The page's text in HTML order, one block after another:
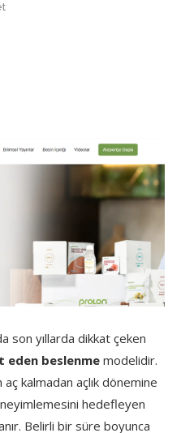
son yıllarda dikkat çeken
eden beslenme modelidir.
kalmadan açlık dönemine
hedefleyen
Belirli bir süre boyunca